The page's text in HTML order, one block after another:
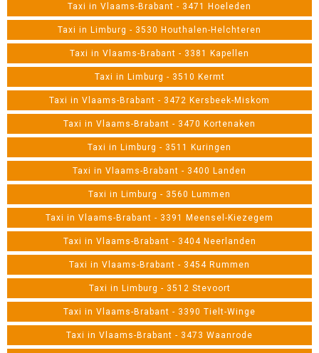
Taxi in Vlaams-Brabant - 3471 Hoeleden
Taxi in Limburg - 3530 Houthalen-Helchteren
Taxi in Vlaams-Brabant - 3381 Kapellen
Taxi in Limburg - 3510 Kermt
Taxi in Vlaams-Brabant - 3472 Kersbeek-Miskom
Taxi in Vlaams-Brabant - 3470 Kortenaken
Taxi in Limburg - 3511 Kuringen
Taxi in Vlaams-Brabant - 3400 Landen
Taxi in Limburg - 3560 Lummen
Taxi in Vlaams-Brabant - 3391 Meensel-Kiezegem
Taxi in Vlaams-Brabant - 3404 Neerlanden
Taxi in Vlaams-Brabant - 3454 Rummen
Taxi in Limburg - 3512 Stevoort
Taxi in Vlaams-Brabant - 3390 Tielt-Winge
Taxi in Vlaams-Brabant - 3473 Waanrode